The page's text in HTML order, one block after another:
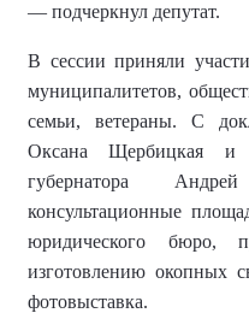
— подчеркнул депутат.
В сессии приняли
муниципалитетов,
семьи, ветераны. С
Оксана Щербицкая и
губернатора
консультационные
юридического бюро,
изготовлению окопных
фотовыставка.